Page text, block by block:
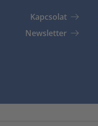
Kapcsolat
Newsletter